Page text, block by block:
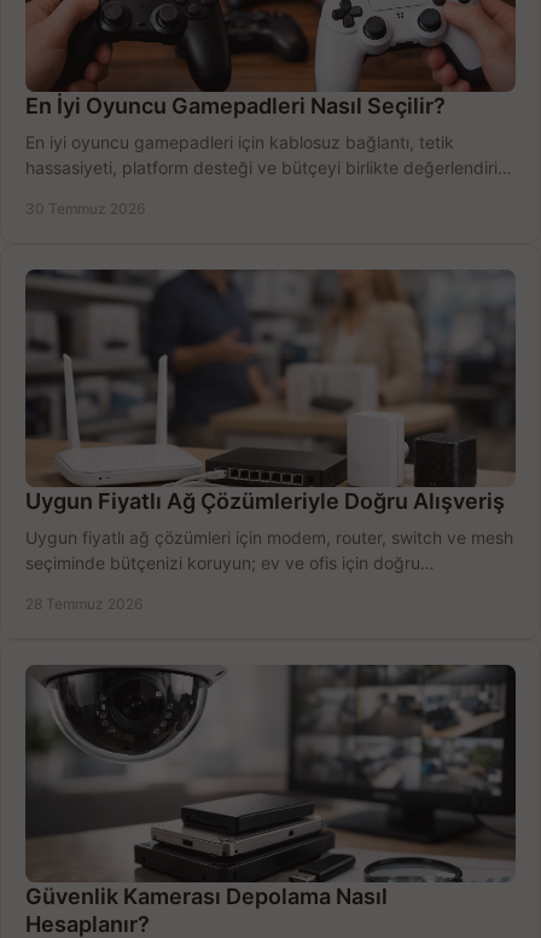
En İyi Oyuncu Gamepadleri Nasıl Seçilir?
En iyi oyuncu gamepadleri için kablosuz bağlantı, tetik
hassasiyeti, platform desteği ve bütçeyi birlikte değerlendirin;
30 Temmuz 2026
Uygun Fiyatlı Ağ Çözümleriyle Doğru Alışveriş
Uygun fiyatlı ağ çözümleri için modem, router, switch ve mesh
seçiminde bütçenizi koruyun; ev ve ofis için doğru
28 Temmuz 2026
Güvenlik Kamerası Depolama Nasıl
Hesaplanır?